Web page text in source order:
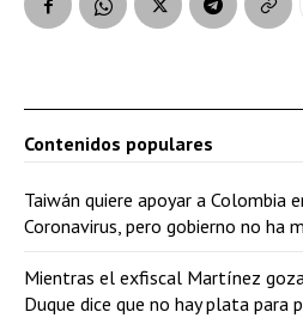
Contenidos populares
Taiwán quiere apoyar a Colombia
Coronavirus, pero gobierno no ha
Mientras el exfiscal Martínez
Duque dice que no hay plata para